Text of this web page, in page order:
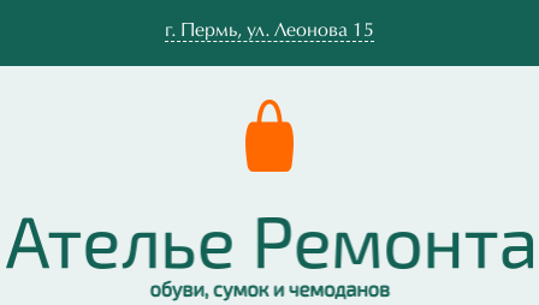
г. Пермь, ул. Леонова 15